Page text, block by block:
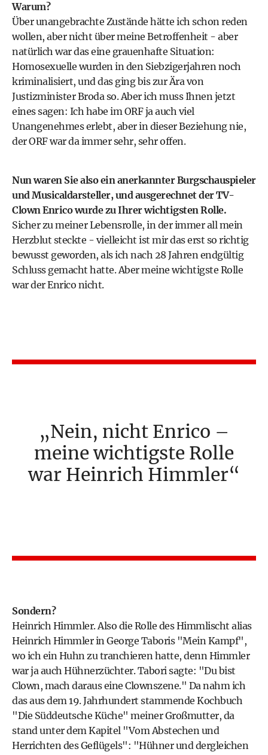
Warum?
Über unangebrachte Zustände hätte ich schon reden
wollen, aber nicht über meine Betroffenheit - aber
natürlich war das eine grauenhafte Situation:
Homosexuelle wurden in den Siebzigerjahren noch
kriminalisiert, und das ging bis zur Ära von
Justizminister Broda so. Aber ich muss Ihnen jetzt
eines sagen: Ich habe im ORF ja auch viel
Unangenehmes erlebt, aber in dieser Beziehung nie,
der ORF war da immer sehr, sehr offen.
Nun waren Sie also ein anerkannter Burgschauspieler
und Musicaldarsteller, und ausgerechnet der TV-
Clown Enrico wurde zu Ihrer wichtigsten Rolle.
Sicher zu meiner Lebensrolle, in der immer all mein
Herzblut steckte - vielleicht ist mir das erst so richtig
bewusst geworden, als ich nach 28 Jahren endgültig
Schluss gemacht hatte. Aber meine wichtigste Rolle
war der Enrico nicht.
Nein, nicht Enrico –
meine wichtigste Rolle
war Heinrich Himmler
Sondern?
Heinrich Himmler. Also die Rolle des Himmlischt alias
Heinrich Himmler in George Taboris "Mein Kampf",
wo ich ein Huhn zu tranchieren hatte, denn Himmler
war ja auch Hühnerzüchter. Tabori sagte: "Du bist
Clown, mach daraus eine Clownszene." Da nahm ich
das aus dem 19. Jahrhundert stammende Kochbuch
"Die Süddeutsche Küche" meiner Großmutter, da
stand unter dem Kapitel "Vom Abstechen und
Herrichten des Geflügels": "Hühner und dergleichen